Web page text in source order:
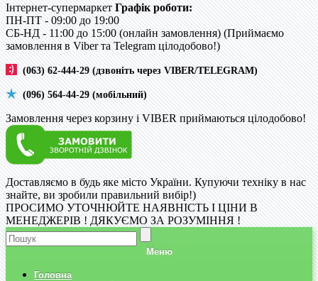
Інтернет-супермаркет Графік роботи:
ПН-ПТ - 09:00 до 19:00
CБ-НД - 11:00 до 15:00 (онлайн замовлення) (Приймаємо
замовлення в Viber та Telegram цілодобово!)
(063) 62-444-29 (дзвоніть через VIBER/TELEGRAM)
(096) 564-44-29 (мобільний)
Замовлення через корзину і VIBER приймаються цілодобово!
Доставляємо в будь яке місто України. Купуючи техніку в нас
знайте, ви зробили правильний вибір!)
ПРОСИМО УТОЧНЮЙТЕ НАЯВНІСТЬ І ЦІНИ В
МЕНЕДЖЕРІВ ! ДЯКУЄМО ЗА РОЗУМІННЯ !
Меню
Головна